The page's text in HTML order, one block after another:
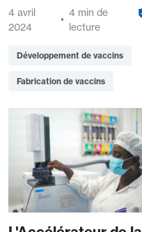
4 avril
2024
4 min de
lecture
Développement de vaccins
Fabrication de vaccins